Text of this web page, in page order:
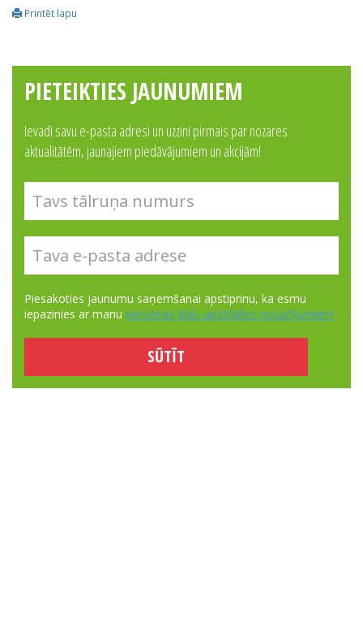
Printēt lapu
PIETEIKTIES JAUNUMIEM
Ievadi savu e-pasta adresi un uzzini pirmais par nozares
aktualitātēm, jaunajiem piedāvājumiem un akcijām!
Piesakoties jaunumu saņemšanai apstiprinu, ka esmu
iepazinies ar manu personas datu apstrādes nosacījumiem